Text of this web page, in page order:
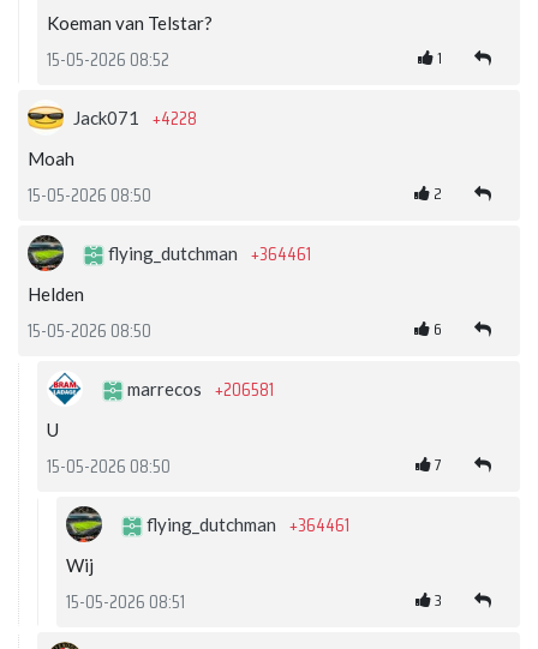
Koeman van Telstar?
15-05-2026 08:52 1
Jack071 +4228
Moah
15-05-2026 08:50 2
flying_dutchman +364461
Helden
15-05-2026 08:50 6
marrecos +206581
U
15-05-2026 08:50 7
flying_dutchman +364461
Wij
15-05-2026 08:51 3